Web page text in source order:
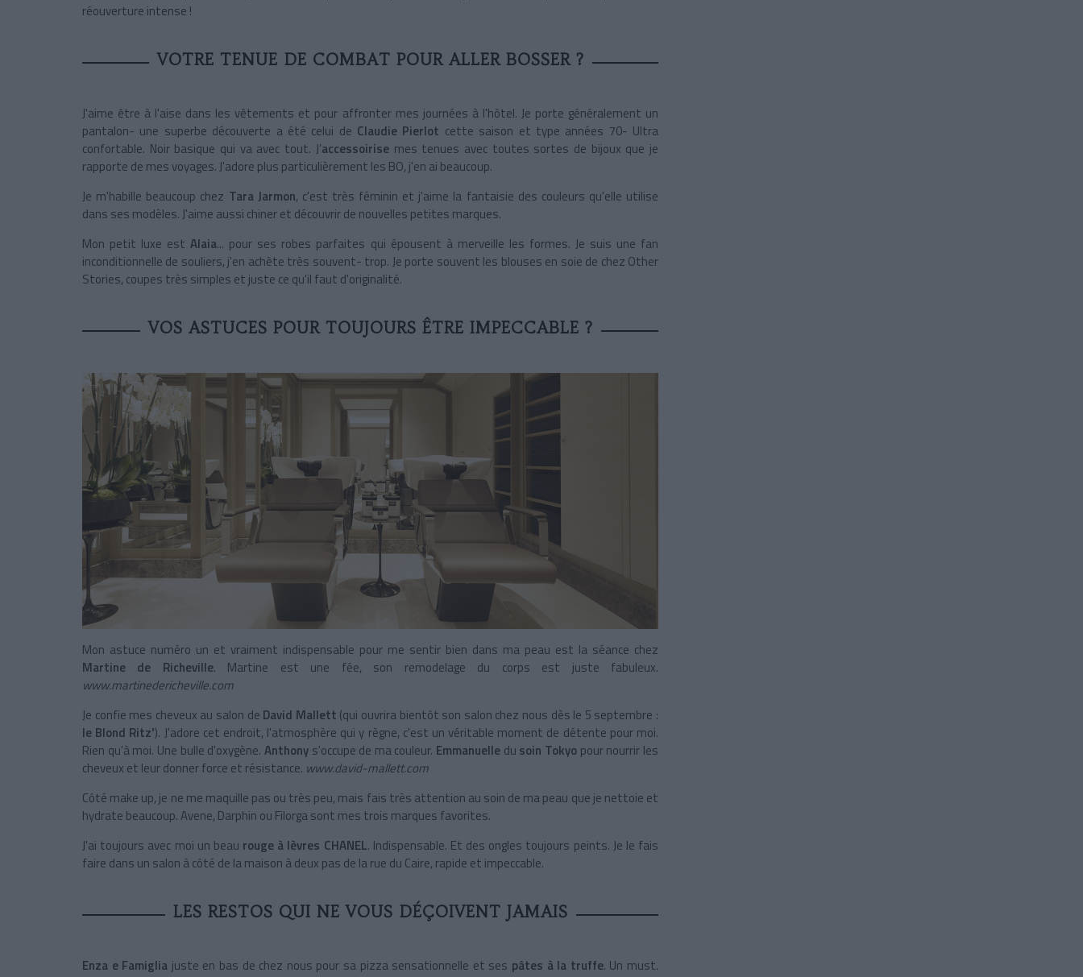
réouverture intense !
VOTRE TENUE DE COMBAT POUR ALLER BOSSER ?
J'aime être à l'aise dans les vêtements et pour affronter mes journées à l'hôtel. Je porte généralement un
pantalon- une superbe découverte a été celui de Claudie Pierlot cette saison et type années 70- Ultra
confortable. Noir basique qui va avec tout. J’accessoirisemes tenues avec toutes sortes de bijoux que je
rapporte de mes voyages. J'adore plus particulièrement les BO, j'en ai beaucoup.
Je m'habille beaucoup chez Tara Jarmon, c'est très féminin et j'aime la fantaisie des couleurs qu'elle utilise
dans ses modèles. J'aime aussi chiner et découvrir de nouvelles petites marques.
Mon petit luxe estAlaia... pour ses robes parfaites qui épousent à merveille les formes. Je suis une fan
inconditionnelle de souliers, j'en achète très souvent- trop. Je porte souvent les blouses en soie de chez Other
Stories, coupes très simples et juste ce qu'il faut d'originalité.
VOS ASTUCES POUR TOUJOURS ÊTRE IMPECCABLE ?
Mon astuce numéro un et vraiment indispensable pour me sentir bien dans ma peau est la séance chez
Martine de Richeville. Martine est une fée, son remodelage du corps est juste fabuleux.
www.martinedericheville.com
Je confie mes cheveux au salon de David Mallett (qui ouvrira bientôt son salon chez nous dès le 5 septembre :
le Blond Ritz'). J'adore cet endroit, l'atmosphère qui y règne, c'est un véritable moment de détente pour moi.
Rien qu'à moi. Une bulle d'oxygène. Anthonys'occupe de ma couleur. Emmanuelle du soin Tokyo pour nourrir les
cheveux et leur donner force et résistance. www.david-mallett.com
Côté make up, je ne me maquille pas ou très peu, mais fais très attention au soin de ma peau que je nettoie et
hydrate beaucoup. Avene, Darphin ou Filorga sont mes trois marques favorites.
J'ai toujours avec moi un beau rouge à lèvres CHANEL. Indispensable. Et des ongles toujours peints. Je le fais
faire dans un salon à côté de la maison à deux pas de la rue du Caire, rapide et impeccable.
LES RESTOS QUI NE VOUS DÉÇOIVENT JAMAIS
Enza e Famiglia juste en bas de chez nous pour sa pizza sensationnelle et ses pâtes à la truffe. Un must.